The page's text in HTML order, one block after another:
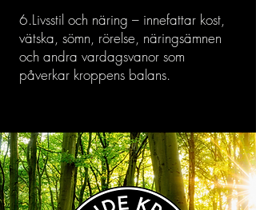
6.Livsstil och näring – innefattar kost,
vätska, sömn, rörelse, näringsämnen
och andra vardagsvanor som
påverkar kroppens balans.